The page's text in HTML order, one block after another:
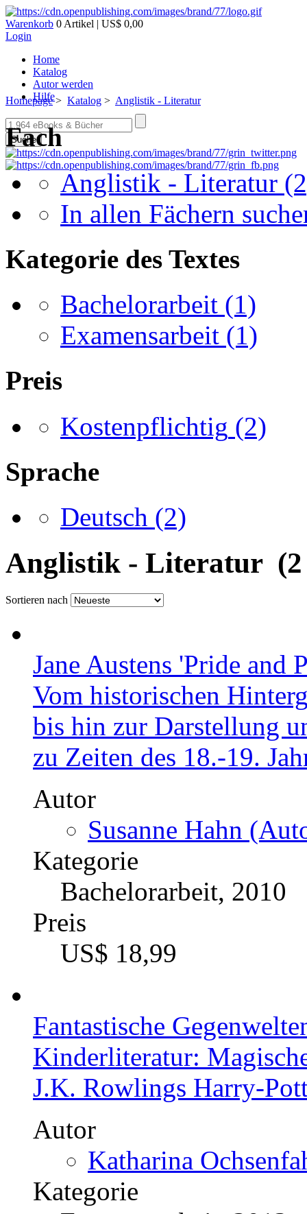
Warenkorb 0 Artikel | US$ 0,00
Login
Home
Katalog
Autor werden
Hilfe
Suche
Homepage> Katalog > Anglistik - Literatur
Fach
Anglistik - Literatur
In allen Fächern
Kategorie des Textes
Bachelorarbeit (1)
Examensarbeit (1)
Preis
Kostenpflichtig (2)
Sprache
Deutsch (2)
Anglistik - Literatur (2
Sortieren nach
Jane Austens 'Pride and
Vom historischen
bis hin zur Darstellung
zu Zeiten des 18.-19.
Autor
Susanne Hahn
Kategorie
Bachelorarbeit, 2010
Preis
US$ 18,99
Fantastische
Kinderliteratur:
J.K. Rowlings Harry-
Autor
Katharina
Kategorie